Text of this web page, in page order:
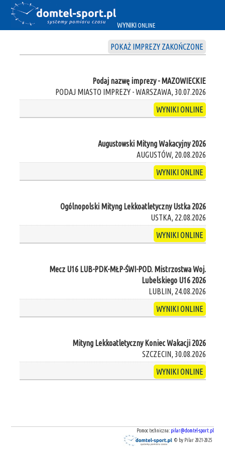
WYNIKI ONLINE
POKAŻ IMPREZY ZAKOŃCZONE
Podaj nazwę imprezy - MAZOWIECKIE
PODAJ MIASTO IMPREZY - WARSZAWA, 30.07.2026
WYNIKI ONLINE
Augustowski Mityng Wakacyjny 2026
AUGUSTÓW, 20.08.2026
WYNIKI ONLINE
Ogólnopolski Mityng Lekkoatletyczny Ustka 2026
USTKA, 22.08.2026
WYNIKI ONLINE
Mecz U16 LUB-PDK-MŁP-ŚWI-POD. Mistrzostwa Woj.
Lubelskiego U16 2026
LUBLIN, 24.08.2026
WYNIKI ONLINE
Mityng Lekkoatletyczny Koniec Wakacji 2026
SZCZECIN, 30.08.2026
WYNIKI ONLINE
Pomoc techniczna: pilar@domtel-sport.pl
© by Pilar 2021-2025